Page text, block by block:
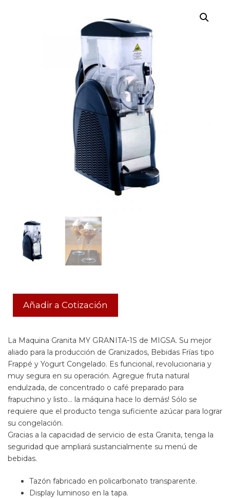
Añadir a Cotización
La Maquina Granita MY GRANITA-1S de MIGSA. Su mejor
aliado para la producción de Granizados, Bebidas Frías tipo
Frappé y Yogurt Congelado. Es funcional, revolucionaria y
muy segura en su operación. Agregue fruta natural
endulzada, de concentrado o café preparado para
frapuchino y listo… la máquina hace lo demás! Sólo se
requiere que el producto tenga suficiente azúcar para lograr
su congelación.
Gracias a la capacidad de servicio de esta Granita, tenga la
seguridad que ampliará sustancialmente su menú de
bebidas.
Tazón fabricado en policarbonato transparente.
Display luminoso en la tapa.